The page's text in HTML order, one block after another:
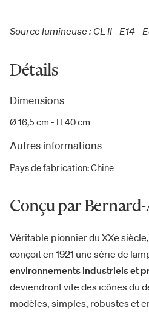
Source lumineuse : CL II - E14 -
Détails
Dimensions
Ø 16,5 cm - H 40 cm
Autres informations
Pays de fabrication:Chine
Conçu par
Véritable pionnier du XXe siècle,
conçoit en 1921 une série de
environnements industriels et
deviendront vite des icônes du
modèles, simples, robustes et